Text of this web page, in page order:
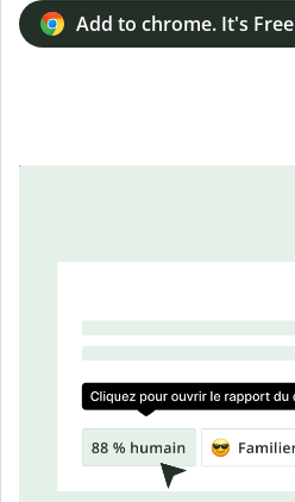
Add to chrome. It's Free